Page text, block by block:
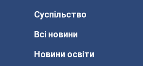
Суспільство
Всі новини
Новини освіти